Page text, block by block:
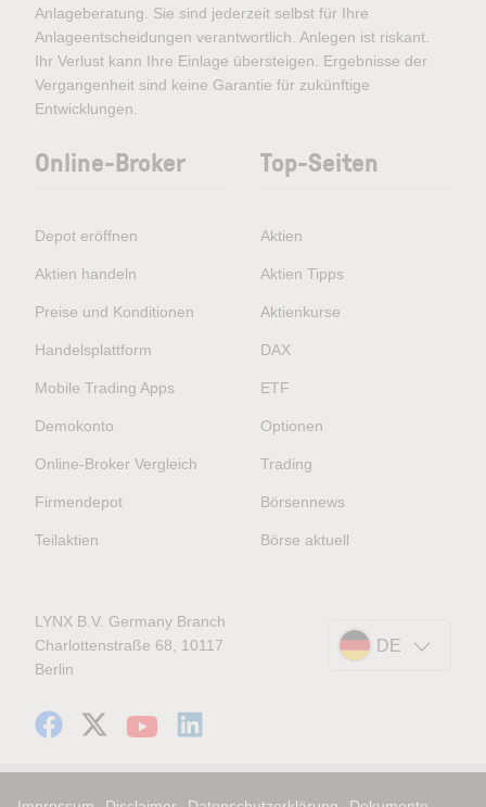
Anlageberatung. Sie sind jederzeit selbst für Ihre
Anlageentscheidungen verantwortlich. Anlegen ist riskant.
Ihr Verlust kann Ihre Einlage übersteigen. Ergebnisse der
Vergangenheit sind keine Garantie für zukünftige
Entwicklungen.
Online-Broker
Depot eröffnen
Aktien handeln
Preise und Konditionen
Handelsplattform
Mobile Trading Apps
Demokonto
Online-Broker Vergleich
Firmendepot
Teilaktien
Top-Seiten
Aktien
Aktien Tipps
Aktienkurse
DAX
ETF
Optionen
Trading
Börsennews
Börse aktuell
LYNX B.V. Germany Branch
Charlottenstraße 68, 10117
Berlin
DE